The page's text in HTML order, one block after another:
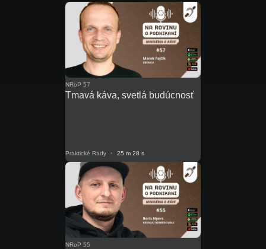
NRoP 57
Tmavá káva, svetlá budúcnosť
Praktické Rady • 25 m 28 s
NRoP 55